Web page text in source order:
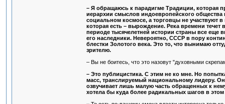
– Я обращаюсь к парадигме Традиции, которая
иерархии смыслов индоевропейского
социальном космосе, а торговцы не участвуют
которая есть – вырождение. Река времени
периоде тысячелетней истории страны все еще
его наследники. Невероятно, СССР в пору
блестки Золотого века. Это то, что вынимаю
зрителю.
– Вы не боитесь, что это назовут "духовными
– Это публицистика. С этим не ко мне. Но
масс, транслируемый национальному лидеру.
озвучивает лишь малую часть обращенных к
хотела бы куда более радикальных шагов в